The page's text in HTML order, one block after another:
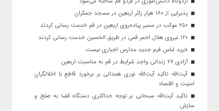
پذیرایی از ۱۸۰ هزار زائر اربعین در مسجد جمکران
خرید لباس فرم جدید مدارس اجباری نیست
آزادی ۲۷ زندانی واجد شرایط در قم به مناسبت اربعین
آیت‌الله تاکید آیت‌الله نوری همدانی بر برخورد قاطع با اخلالگران
امنیت و اقتصاد
تاکید آیت‌الله‌ سبحانی بر توجه حداکثری دستگاه قضا به صلح و
سازش